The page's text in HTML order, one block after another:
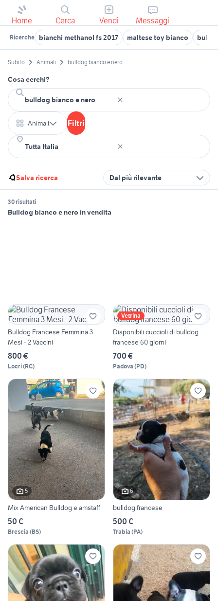
Home Cerca Vendi Messaggi
Ricerche bianchi methanol fs 2017 maltese toy bianco
Subito Animali bulldog bianco e nero
Cosa cerchi?
Animali Filtri
Salva ricerca Dal più rilevante
30 risultati
Bulldog bianco e nero in vendita
Bulldog Francese Femmina 3
Mesi - 2 Vaccini
800 €
Locri(RC)
Vetrina
Disponibili cuccioli di bulldog
francese 60 giorni
700 €
Padova (PD)
5
Mix American Bulldog e amstaff
50 €
Brescia (BS)
6
bulldog francese
500 €
Trabia (PA)